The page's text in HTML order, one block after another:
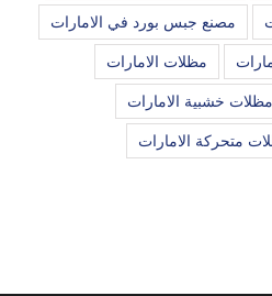
مصنع جبس بورد في الامارات
مظلات الامارات
مظلات خشبية الامارات
متحركة الامارات